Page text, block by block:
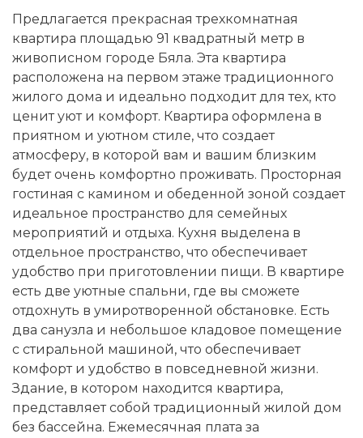
Предлагается прекрасная трехкомнатная
квартира площадью 91 квадратный метр в
живописном городе Бяла. Эта квартира
расположена на первом этаже традиционного
жилого дома и идеально подходит для тех, кто
ценит уют и комфорт. Квартира оформлена в
приятном и уютном стиле, что создает
атмосферу, в которой вам и вашим близким
будет очень комфортно проживать. Просторная
гостиная с камином и обеденной зоной создает
идеальное пространство для семейных
мероприятий и отдыха. Кухня выделена в
отдельное пространство, что обеспечивает
удобство при приготовлении пищи. В квартире
есть две уютные спальни, где вы сможете
отдохнуть в умиротворенной обстановке. Есть
два санузла и небольшое кладовое помещение
с стиральной машиной, что обеспечивает
комфорт и удобство в повседневной жизни.
Здание, в котором находится квартира,
представляет собой традиционный жилой дом
без бассейна. Ежемесячная плата за